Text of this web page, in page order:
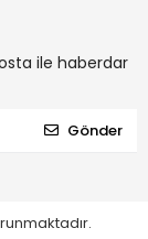
ile haberdar
Gönder